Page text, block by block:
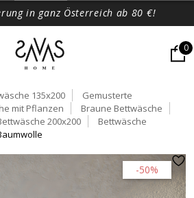
in ganz Österreich ab 80 €!
0
135x200
Gemusterte
mit Pflanzen
Braune Bettwäsche
200x200
Bettwäsche
-50%